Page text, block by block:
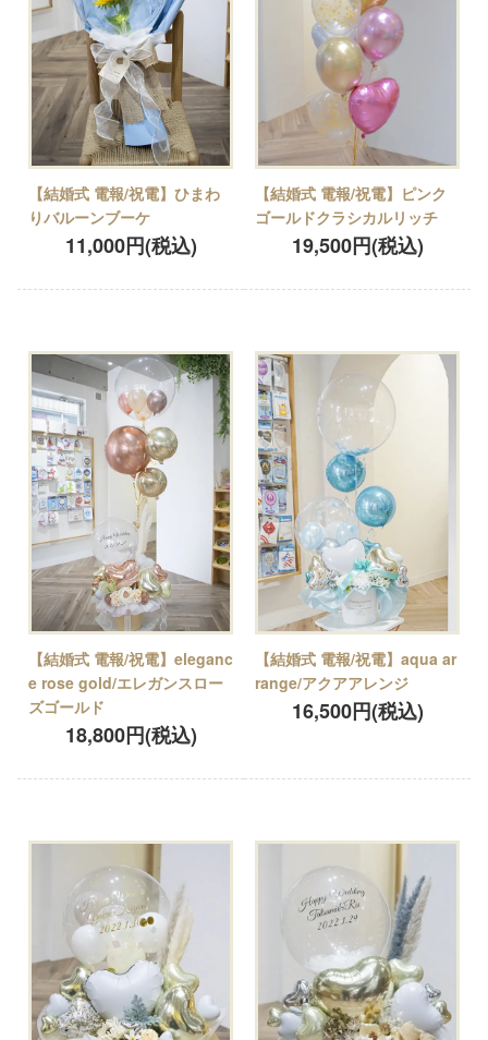
【結婚式 電報/祝電】ひまわ
りバルーンブーケ
11,000円(税込)
【結婚式 電報/祝電】ピンク
ゴールドクラシカルリッチ
19,500円(税込)
【結婚式 電報/祝電】eleganc
e rose gold/エレガンスロー
ズゴールド
18,800円(税込)
【結婚式 電報/祝電】aqua ar
range/アクアアレンジ
16,500円(税込)